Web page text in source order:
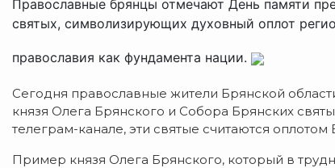
Православные брянцы отмечают День памяти
святых, символизирующих духовный оплот
православия как фундамента нации.
Сегодня православные жители Брянской
князя Олега Брянского и Собора Брянских
телеграм-канале, эти святые считаются оплотом
Пример князя Олега Брянского, который в